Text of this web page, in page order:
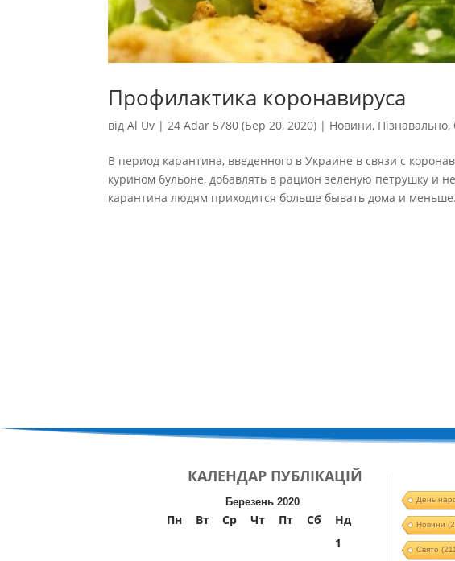
Профилактика коронавируса
відAl Uv | 24 Adar 5780 (Бер 20, 2020) | Новини, Пізнавально,
В период карантина, введенного в Украине в связи с
курином бульоне, добавлять в рацион зеленую петрушку и
карантина людям приходится больше бывать дома и
КАЛЕНДАР ПУБЛІКАЦІЙ
Березень 2020
Пн Вт Ср Чт Пт Сб
Нд
1
День
Новини
Свято